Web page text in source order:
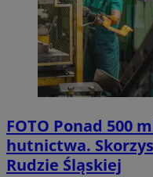
FOTO Ponad 500
hutnictwa.
Rudzie Śląskiej